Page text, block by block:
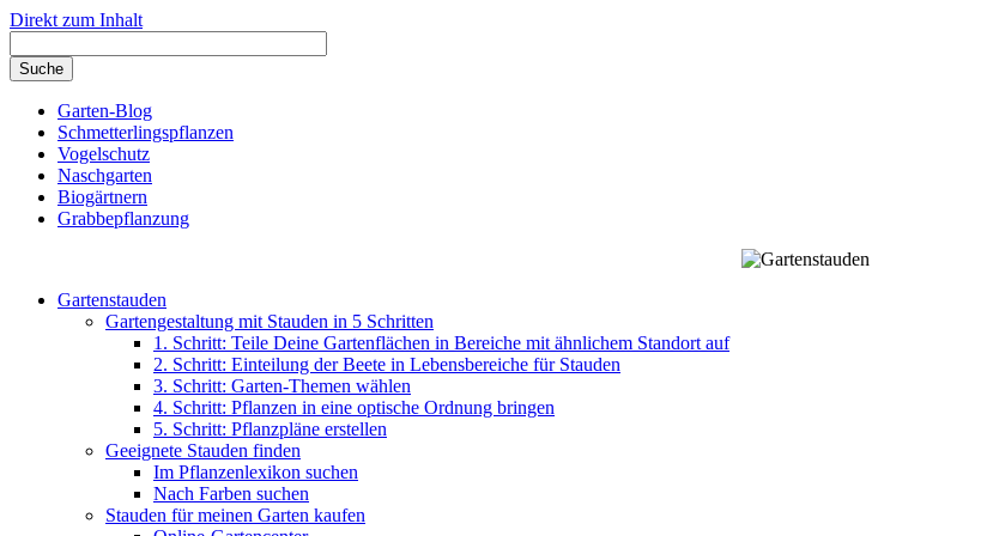
Direkt zum Inhalt
Garten-Blog
Schmetterlingspflanzen
Vogelschutz
Naschgarten
Biogärtnern
Grabbepflanzung
Gartenstauden
Gartengestaltung mit Stauden in 5 Schritten
1. Schritt: Teile Deine Gartenflächen in Bereiche mit ähnlichem Standort auf
2. Schritt: Einteilung der Beete in Lebensbereiche für Stauden
3. Schritt: Garten-Themen wählen
4. Schritt: Pflanzen in eine optische Ordnung bringen
5. Schritt: Pflanzpläne erstellen
Geeignete Stauden finden
Im Pflanzenlexikon suchen
Nach Farben suchen
Stauden für meinen Garten kaufen